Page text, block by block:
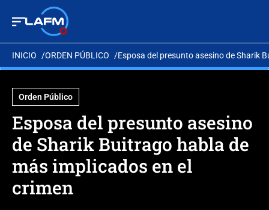
INICIO ORDEN PÚBLICO Esposa del presunto asesino de Sharik
Orden Público
Esposa del presunto asesino
de Sharik Buitrago habla de
más implicados en el
crimen